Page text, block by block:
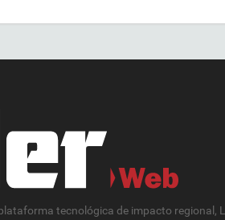
tecnológica de impacto regional,